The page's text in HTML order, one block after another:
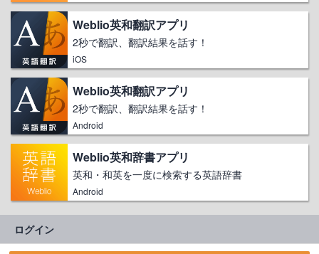
Weblio英和翻訳アプリ
2秒で翻訳、翻訳結果を話す！
iOS
Weblio英和翻訳アプリ
2秒で翻訳、翻訳結果を話す！
Android
Weblio英和辞書アプリ
英和・和英を一度に検索する英語辞書
Android
ログイン